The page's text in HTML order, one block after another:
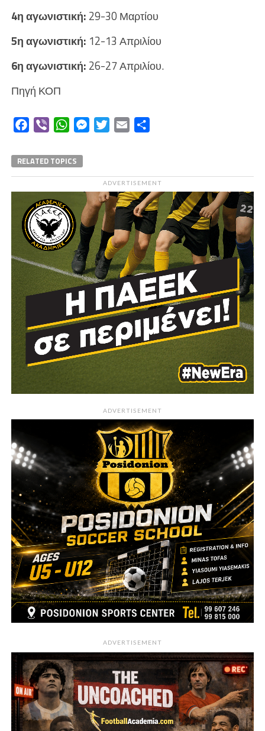
4η αγωνιστική: 29-30 Μαρτίου
5η αγωνιστική: 12-13 Απριλίου
6η αγωνιστική: 26-27 Απριλίου.
Πηγή ΚΟΠ
Facebook
Viber WhatsAppMessengerTwitterEmail
RELATED TOPICS
ADVERTISEMENT
ADVERTISEMENT
ADVERTISEMENT